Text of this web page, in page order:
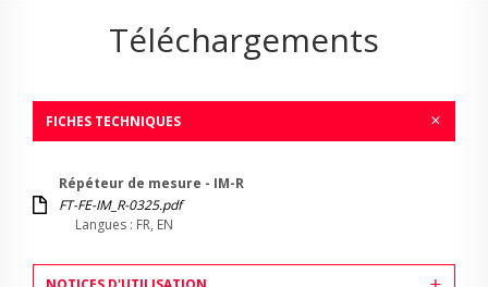
Téléchargements
FICHES TECHNIQUES
Répéteur de mesure - IM-R
FT-FE-IM_R-0325.pdf
Langues : FR, EN